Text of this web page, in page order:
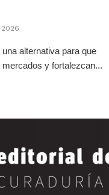
alternativa para que
y fortalezcan...